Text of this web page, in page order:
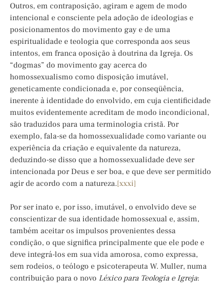
Outros, em contraposição, agiram e agem de modo
intencional e consciente pela adoção de ideologias e
posicionamentos do movimento gay e de uma
espiritualidade e teologia que corresponda aos seus
intentos, em franca oposição à doutrina da Igreja. Os
“dogmas” do movimento gay acerca do
homossexualismo como disposição imutável,
geneticamente condicionada e, por conseqüência,
inerente à identidade do envolvido, em cuja cientificidade
muitos evidentemente acreditam de modo incondicional,
são traduzidos para uma terminologia cristã. Por
exemplo, fala-se da homossexualidade como variante ou
experiência da criação e equivalente da natureza,
deduzindo-se disso que a homossexualidade deve ser
intencionada por Deus e ser boa, e que deve ser permitido
agir de acordo com a natureza.[xxxi]
Por ser inato e, por isso, imutável, o envolvido deve se
conscientizar de sua identidade homossexual e, assim,
também aceitar os impulsos provenientes dessa
condição, o que significa principalmente que ele pode e
deve integrá-los em sua vida amorosa, como expressa,
sem rodeios, o teólogo e psicoterapeuta W. Muller, numa
contribuição para o novo Léxico para Teologia e Igreja: